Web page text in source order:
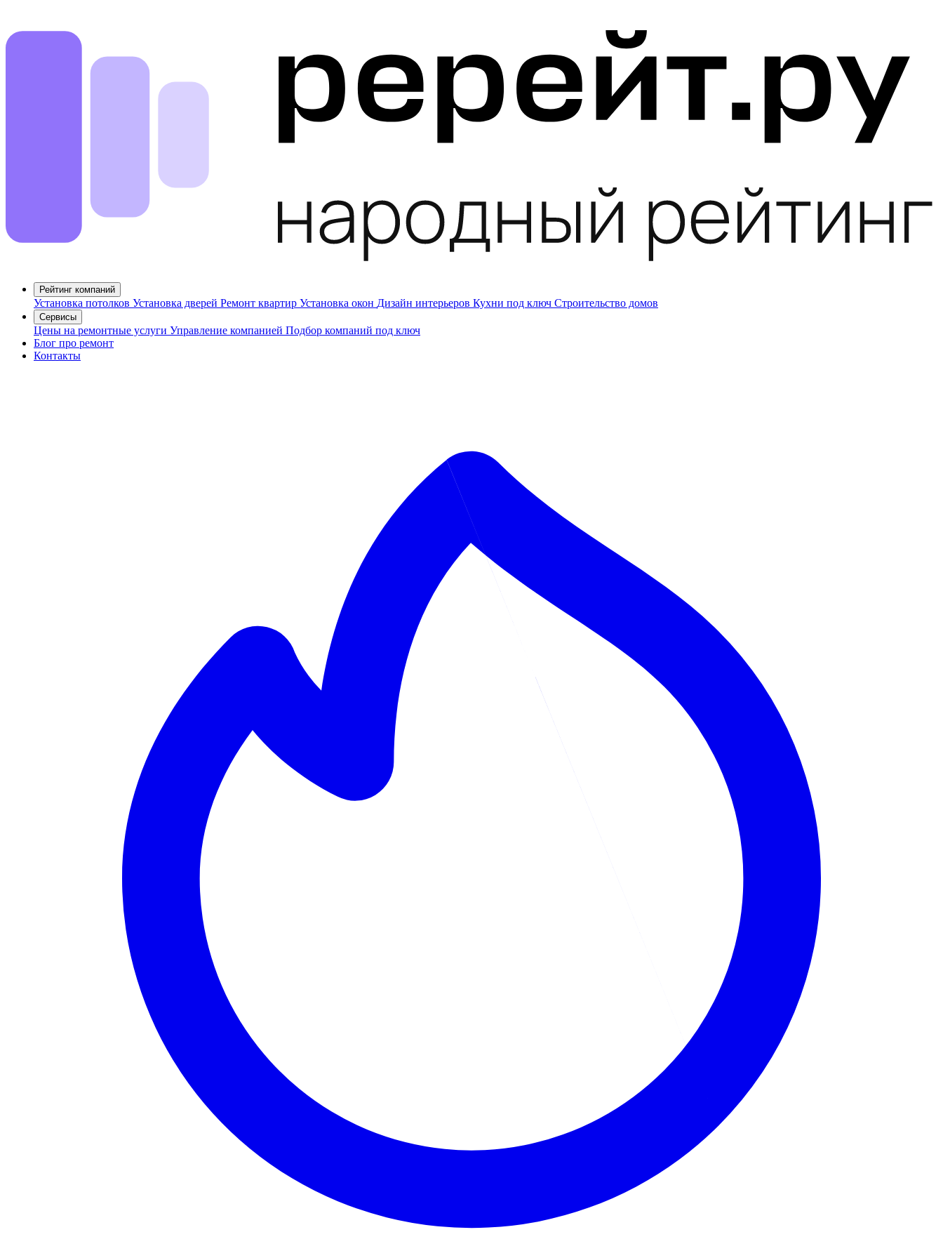
Рейтинг компаний
Установка потолков Установка дверей Ремонт квартир Установка окон Дизайн интерьеров Кухни под ключ Строительство домов
Сервисы
Цены на ремонтные услуги Управление компанией Подбор компаний под ключ
Блог про ремонт
Контакты